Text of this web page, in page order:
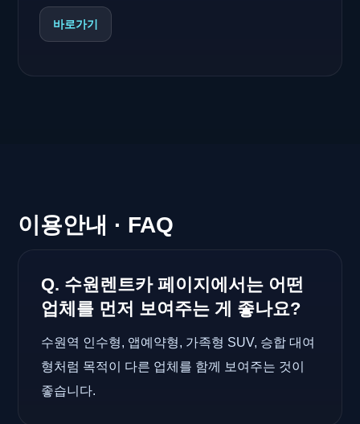
바로가기
이용안내 · FAQ
Q. 수원렌트카 페이지에서는 어떤
업체를 먼저 보여주는 게 좋나요?
수원역 인수형, 앱예약형, 가족형 SUV, 승합 대여
형처럼 목적이 다른 업체를 함께 보여주는 것이
좋습니다.